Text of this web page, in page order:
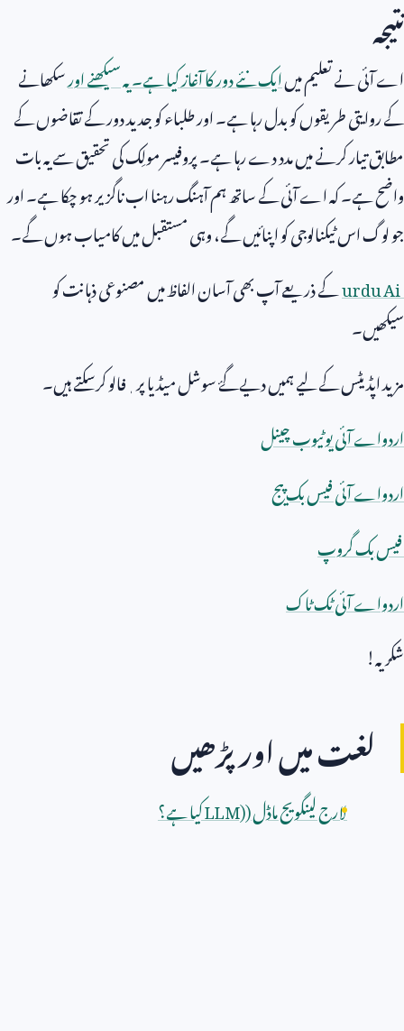
نتیجہ
اے آئی نے تعلیم میںایک نئے دور کا آغاز کیا ہے۔ یہ سیکھنے اورسکھانے
کے روایتی طریقوں کو بدل رہا ہے۔ اور طلباء کو جدید دور کے تقاضوں کے
مطابق تیار کرنے میں مدد دے رہا ہے۔ پروفیسر مولِک کی تحقیق سے یہ بات
واضح ہے۔ کہ اے آئی کے ساتھ ہم آہنگ رہنا اب ناگزیر ہو چکا ہے۔ اور
جو لوگ اس ٹیکنالوجی کو اپنائیں گے، وہی مستقبل میں کامیاب ہوں گے۔
urdu Aiکے ذریعے آپ بھی آسان الفاظ میں مصنوعی ذہانت کو
سیکھیں۔
مزید اپڈیٹس کے لیے ہمیں دیےگۓ سوشل میڈیا پر ٖفالو کرسکتے ہیں۔
اردواے آئی یوٹیوب چینل
اردواے آئی فیس بک پیج
فیس بک گروپ
اردواے آئی ٹک ٹاک
شکریہ!
لغت میں اور پڑھیں
لارج لینگویج ماڈل (LLM)کیا ہے؟